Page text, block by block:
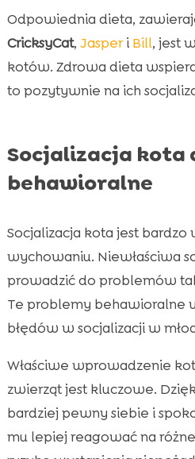
Odpowiednia dieta,
CricksyCat, Jasperi Bill, jest
kotów. Zdrowa dieta
to pozytywnie na ich
Socjalizacja kota
behawioralne
Socjalizacja kota jest bardzo
wychowaniu. Niewłaściwa
prowadzić do problemów
Te problemy behawioralne
błędów w socjalizacji w
Właściwe wprowadzenie
zwierząt jest kluczowe.
bardziej pewny siebie i
mu lepiej reagować na